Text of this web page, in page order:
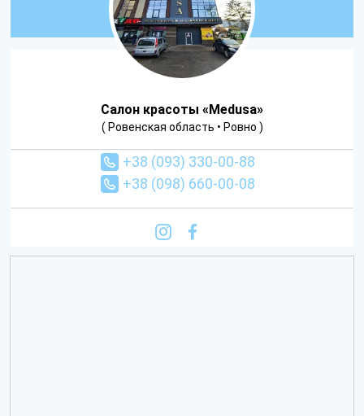
Салон красоты «Medusa»
( Ровенская область • Ровно )
+38 (093) 330-00-88
+38 (098) 660-00-08